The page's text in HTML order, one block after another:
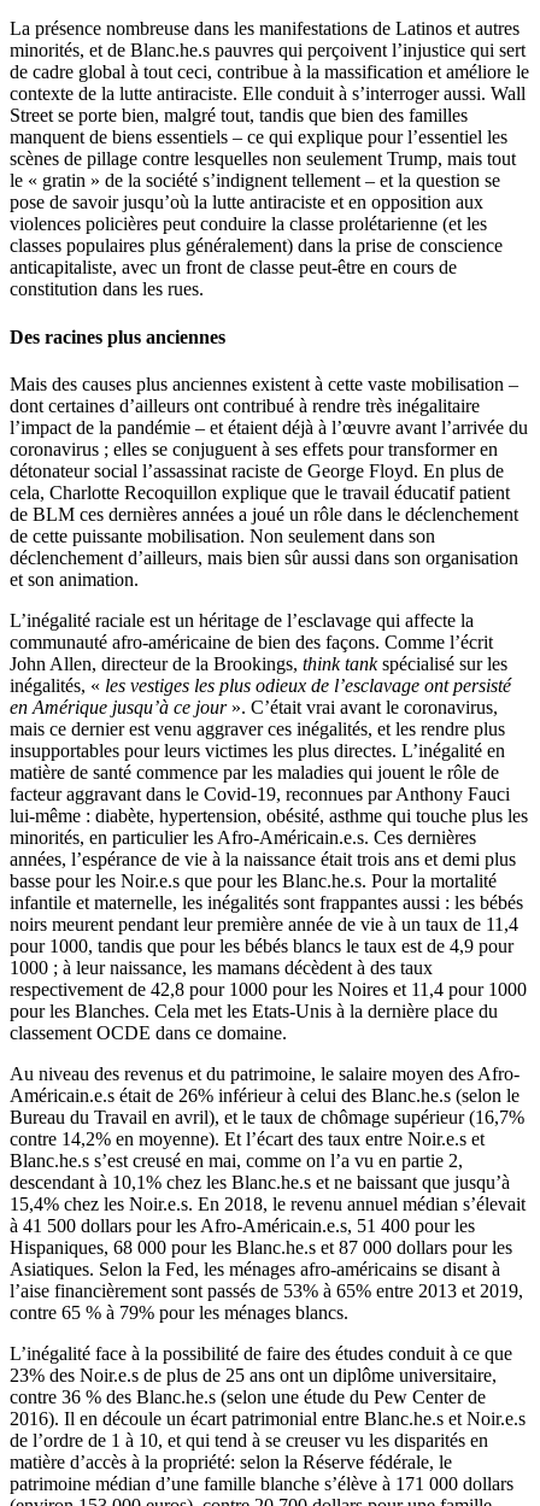
La présence nombreuse dans les manifestations de Latinos et autres
minorités, et de Blanc.he.s pauvres qui perçoivent l’injustice qui sert
de cadre global à tout ceci, contribue à la massification et améliore le
contexte de la lutte antiraciste. Elle conduit à s’interroger aussi. Wall
Street se porte bien, malgré tout, tandis que bien des familles
manquent de biens essentiels – ce qui explique pour l’essentiel les
scènes de pillage contre lesquelles non seulement Trump, mais tout
le « gratin » de la société s’indignent tellement – et la question se
pose de savoir jusqu’où la lutte antiraciste et en opposition aux
violences policières peut conduire la classe prolétarienne (et les
classes populaires plus généralement) dans la prise de conscience
anticapitaliste, avec un front de classe peut-être en cours de
constitution dans les rues.
Des racines plus anciennes
Mais des causes plus anciennes existent à cette vaste mobilisation –
dont certaines d’ailleurs ont contribué à rendre très inégalitaire
l’impact de la pandémie – et étaient déjà à l’œuvre avant l’arrivée du
coronavirus ; elles se conjuguent à ses effets pour transformer en
détonateur social l’assassinat raciste de George Floyd. En plus de
cela, Charlotte Recoquillon explique que le travail éducatif patient
de BLM ces dernières années a joué un rôle dans le déclenchement
de cette puissante mobilisation. Non seulement dans son
déclenchement d’ailleurs, mais bien sûr aussi dans son organisation
et son animation.
L’inégalité raciale est un héritage de l’esclavage qui affecte la
communauté afro-américaine de bien des façons. Comme l’écrit
John Allen, directeur de la Brookings, think tankspécialisé sur les
inégalités, « les vestiges les plus odieux de l’esclavage ont persisté
en Amérique jusqu’à ce jour ». C’était vrai avant le coronavirus,
mais ce dernier est venu aggraver ces inégalités, et les rendre plus
insupportables pour leurs victimes les plus directes. L’inégalité en
matière de santé commence par les maladies qui jouent le rôle de
facteur aggravant dans le Covid-19, reconnues par Anthony Fauci
lui-même : diabète, hypertension, obésité, asthme qui touche plus les
minorités, en particulier les Afro-Américain.e.s. Ces dernières
années, l’espérance de vie à la naissance était trois ans et demi plus
basse pour les Noir.e.s que pour les Blanc.he.s. Pour la mortalité
infantile et maternelle, les inégalités sont frappantes aussi : les bébés
noirs meurent pendant leur première année de vie à un taux de 11,4
pour 1000, tandis que pour les bébés blancs le taux est de 4,9 pour
1000 ; à leur naissance, les mamans décèdent à des taux
respectivement de 42,8 pour 1000 pour les Noires et 11,4 pour 1000
pour les Blanches. Cela met les Etats-Unis à la dernière place du
classement OCDE dans ce domaine.
Au niveau des revenus et du patrimoine, le salaire moyen des Afro-
Américain.e.s était de 26% inférieur à celui des Blanc.he.s (selon le
Bureau du Travail en avril), et le taux de chômage supérieur (16,7%
contre 14,2% en moyenne). Et l’écart des taux entre Noir.e.s et
Blanc.he.s s’est creusé en mai, comme on l’a vu en partie 2,
descendant à 10,1% chez les Blanc.he.s et ne baissant que jusqu’à
15,4% chez les Noir.e.s. En 2018, le revenu annuel médian s’élevait
à 41 500 dollars pour les Afro-Américain.e.s, 51 400 pour les
Hispaniques, 68 000 pour les Blanc.he.s et 87 000 dollars pour les
Asiatiques. Selon la Fed, les ménages afro-américains se disant à
l’aise financièrement sont passés de 53% à 65% entre 2013 et 2019,
contre 65 % à 79% pour les ménages blancs.
L’inégalité face à la possibilité de faire des études conduit à ce que
23% des Noir.e.s de plus de 25 ans ont un diplôme universitaire,
contre 36 % des Blanc.he.s (selon une étude du Pew Center de
2016). Il en découle un écart patrimonial entre Blanc.he.s et Noir.e.s
de l’ordre de 1 à 10, et qui tend à se creuser vu les disparités en
matière d’accès à la propriété: selon la Réserve fédérale, le
patrimoine médian d’une famille blanche s’élève à 171 000 dollars